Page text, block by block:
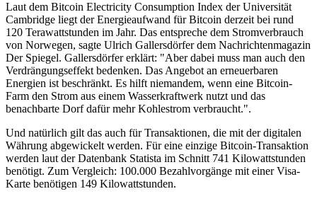
Laut dem Bitcoin Electricity Consumption Index der Universität
Cambridge liegt der Energieaufwand für Bitcoin derzeit bei rund
120 Terawattstunden im Jahr. Das entspreche dem Stromverbrauch
von Norwegen, sagte Ulrich Gallersdörfer dem Nachrichtenmagazin
Der Spiegel. Gallersdörfer erklärt: "Aber dabei muss man auch den
Verdrängungseffekt bedenken. Das Angebot an erneuerbaren
Energien ist beschränkt. Es hilft niemandem, wenn eine Bitcoin-
Farm den Strom aus einem Wasserkraftwerk nutzt und das
benachbarte Dorf dafür mehr Kohlestrom verbraucht.".
Und natürlich gilt das auch für Transaktionen, die mit der digitalen
Währung abgewickelt werden. Für eine einzige Bitcoin-Transaktion
werden laut der Datenbank Statista im Schnitt 741 Kilowattstunden
benötigt. Zum Vergleich: 100.000 Bezahlvorgänge mit einer Visa-
Karte benötigen 149 Kilowattstunden.